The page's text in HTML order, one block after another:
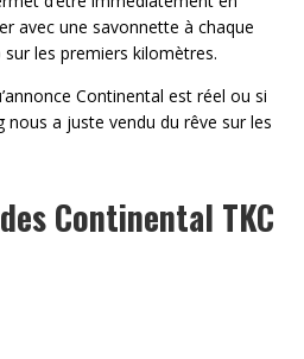
avec une savonnette à chaque
les premiers kilomètres.
Continental est réel ou si
a juste vendu du rêve sur les
Continental TKC